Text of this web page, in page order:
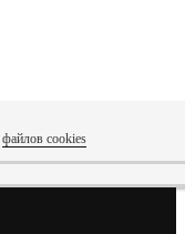
файлов cookies